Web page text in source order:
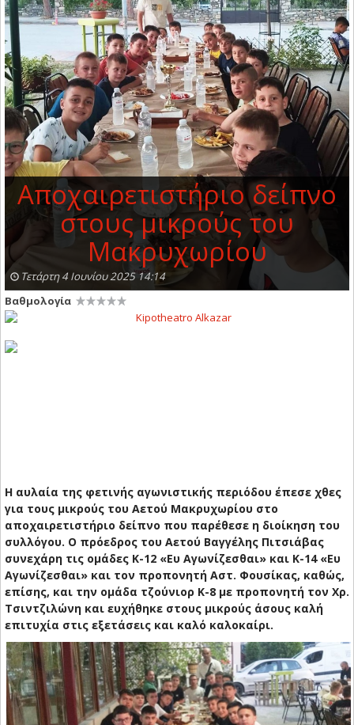
Αποχαιρετιστήριο δείπνο
στους μικρούς του
Μακρυχωρίου
Τετάρτη 4 Ιουνίου 2025 14:14
Βαθμολογία
Η αυλαία της φετινής αγωνιστικής περιόδου έπεσε χθες
για τους μικρούς του Αετού Μακρυχωρίου στο
αποχαιρετιστήριο δείπνο που παρέθεσε η διοίκηση του
συλλόγου. Ο πρόεδρος του Αετού Βαγγέλης Πιτσιάβας
συνεχάρη τις ομάδες Κ-12 «Ευ Αγωνίζεσθαι» και Κ-14 «Ευ
Αγωνίζεσθαι» και τον προπονητή Αστ. Φουσίκας, καθώς,
επίσης, και την ομάδα τζούνιορ Κ-8 με προπονητή τον Χρ.
Τσιντζιλώνη και ευχήθηκε στους μικρούς άσους καλή
επιτυχία στις εξετάσεις και καλό καλοκαίρι.